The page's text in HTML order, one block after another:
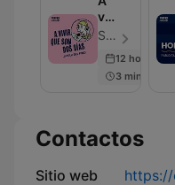
vivir
que
dos
días
SER Podcast - Episodio 607
12 hours
3 min
Contactos
Sitio web
https://